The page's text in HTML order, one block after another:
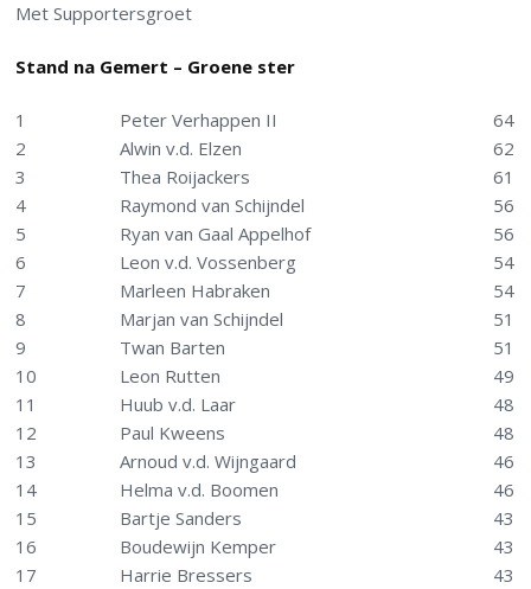
Met Supportersgroet
Stand na Gemert – Groene ster
1 Peter Verhappen II
64
2
Alwin v.d. Elzen
62
3
Thea Roijackers
61
4
Raymond van Schijndel
56
5
Ryan van Gaal Appelhof
56
6
Leon v.d. Vossenberg
54
7
Marleen Habraken
54
8
Marjan van Schijndel
51
9
Twan Barten
51
10
Leon Rutten
49
11
Huub v.d. Laar
48
12
Paul Kweens
48
13
Arnoud v.d. Wijngaard
46
14
Helma v.d. Boomen
46
15
Bartje Sanders
43
16
Boudewijn Kemper
43
17
Harrie Bressers
43